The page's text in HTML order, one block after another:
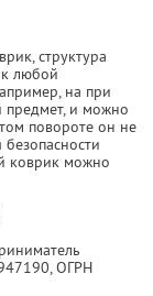
структура
к любой
на при
предмет, и можно
повороте он не
коврик можно
, ОГРН